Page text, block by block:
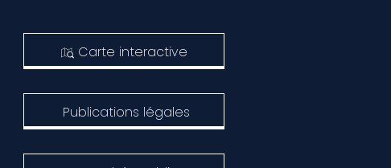
Carte interactive
Publications légales